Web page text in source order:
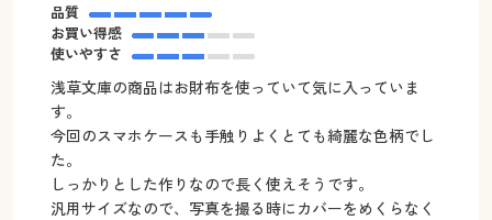
品質
お買い得感
使いやすさ
浅草文庫の商品はお財布を使っていて気に入っていま
す。
今回のスマホケースも手触りよくとても綺麗な色柄でし
た。
しっかりとした作りなので長く使えそうです。
汎用サイズなので、写真を撮る時にカバーをめくらなく